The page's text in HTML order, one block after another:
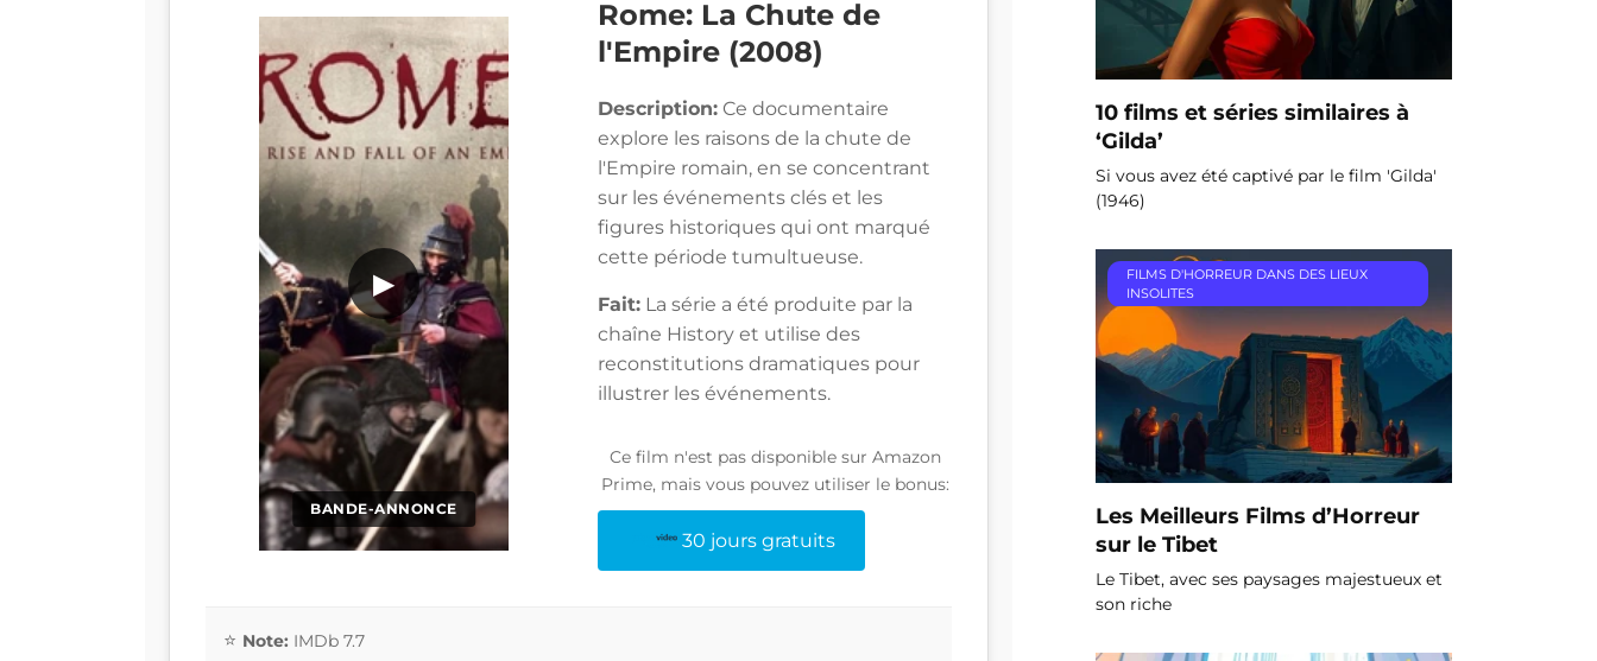
BANDE-ANNONCE
▶
Rome: La Chute de
l'Empire (2008)
Description: Ce documentaire
explore les raisons de la chute de
l'Empire romain, en se concentrant
sur les événements clés et les
figures historiques qui ont marqué
cette période tumultueuse.
Fait: La série a été produite par la
chaîne History et utilise des
reconstitutions dramatiques pour
illustrer les événements.
Ce film n'est pas disponible sur Amazon
Prime, mais vous pouvez utiliser le bonus:
30 jours gratuits
Note: IMDb 7.7
10 films et séries similaires à
‘Gilda’
Si vous avez été captivé par le film 'Gilda'
(1946)
FILMS D'HORREUR DANS DES LIEUX
INSOLITES
Les Meilleurs Films d’Horreur
sur le Tibet
Le Tibet, avec ses paysages majestueux et
son riche